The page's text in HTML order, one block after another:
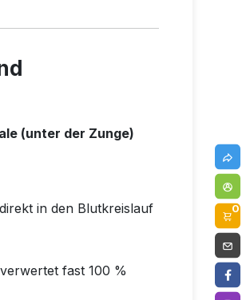
(unter der Zunge)
in den Blutkreislauf
fast 100 %
0